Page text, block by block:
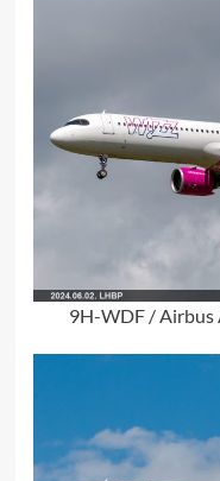
9H-WDF /